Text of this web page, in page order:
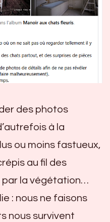
des photos
à la
ou moins fastueux,
au fil des
par la végétation…
: nous ne faisons
nous survivent